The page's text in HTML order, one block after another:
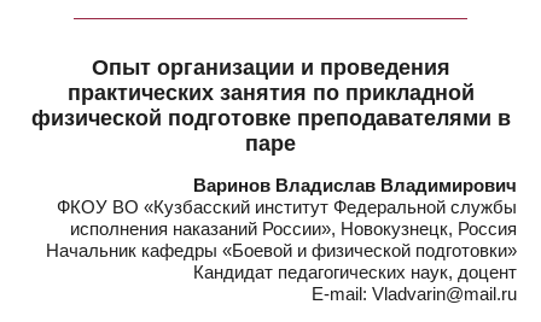
Опыт организации и проведения
практических занятия по прикладной
физической подготовке преподавателями в
паре
Варинов Владислав Владимирович
ФКОУ ВО «Кузбасский институт Федеральной службы
исполнения наказаний России», Новокузнецк, Россия
Начальник кафедры «Боевой и физической подготовки»
Кандидат педагогических наук, доцент
E-mail: Vladvarin@mail.ru